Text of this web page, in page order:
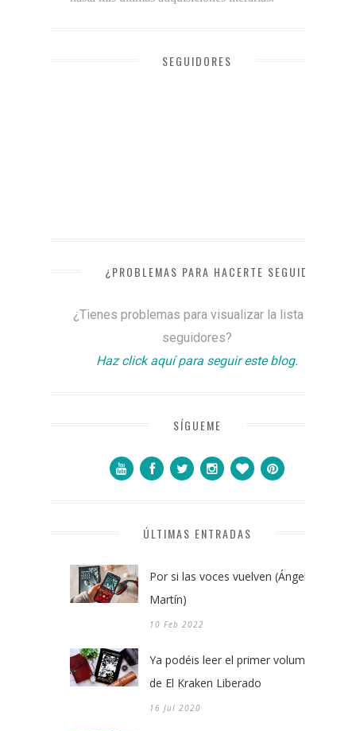
SEGUIDORES
¿PROBLEMAS PARA HACERTE SEGUIDOR?
¿Tienes problemas para visualizar la lista de
seguidores?
Haz click aquí para seguir este blog.
SÍGUEME
ÚLTIMAS ENTRADAS
Por si las voces vuelven (Ángel
Martín)
10 Feb 2022
Ya podéis leer el primer volumen
de El Kraken Liberado
16 Jul 2020